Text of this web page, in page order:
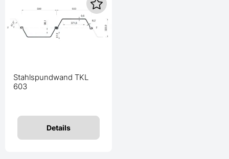
Stahlspundwand TKL
603
Details